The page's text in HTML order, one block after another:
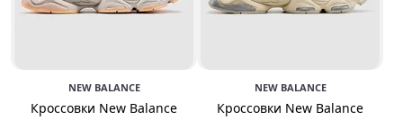
NEW BALANCE
Кроссовки New Balance
NEW BALANCE
Кроссовки New Balance